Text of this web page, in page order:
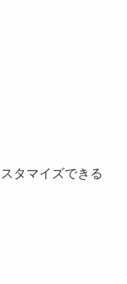
タマイズできる